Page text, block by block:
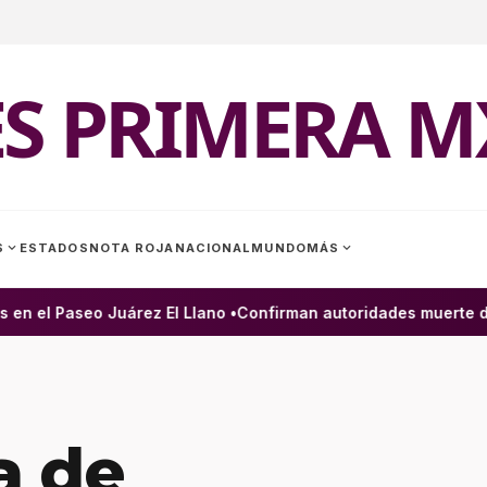
PRIMERA
expand_more ESTADOS NOTA ROJA NACIONAL MUNDOMÁS expand_more
el Paseo Juárez El Llano •Confirman autoridades muerte